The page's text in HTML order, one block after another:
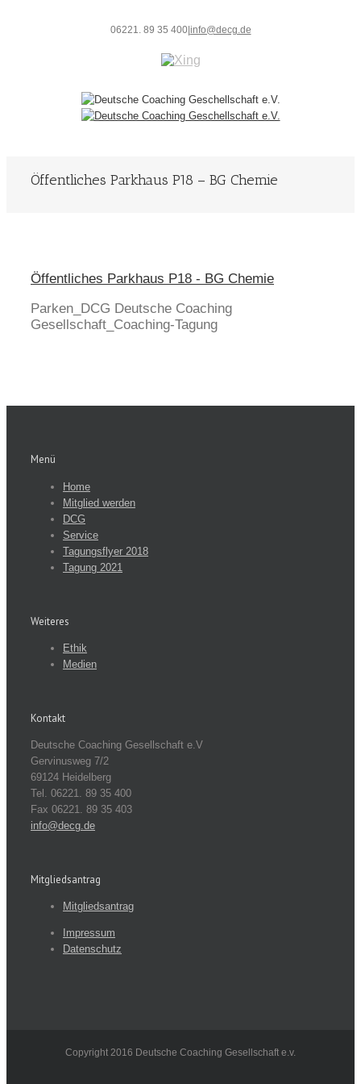
06221. 89 35 400| info@decg.de
Öffentliches Parkhaus P18 – BG Chemie
Öffentliches Parkhaus P18 - BG Chemie
Parken_DCG Deutsche Coaching
Gesellschaft_Coaching-Tagung
Menü
Home
Mitglied werden
DCG
Service
Tagungsflyer 2018
Tagung 2021
Weiteres
Ethik
Medien
Kontakt
Deutsche Coaching Gesellschaft e.V
Gervinusweg 7/2
69124 Heidelberg
Tel. 06221. 89 35 400
Fax 06221. 89 35 403
info@decg.de
Mitgliedsantrag
Mitgliedsantrag
Impressum
Datenschutz
Copyright 2016 Deutsche Coaching Gesellschaft e.v.